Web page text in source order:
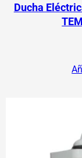
Ducha